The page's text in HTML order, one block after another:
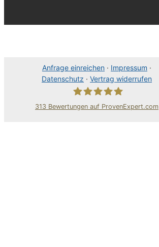
Anfrage einreichen · Impressum ·
Datenschutz · Vertrag widerrufen
313 Bewertungen auf ProvenExpert.com